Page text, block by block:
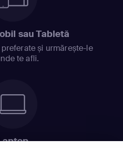
sau Tabletă
și urmărește-le
te afli.